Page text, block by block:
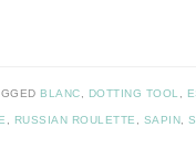
BLANC DOTTING TOOL
RUSSIAN ROULETTE SAPIN ,